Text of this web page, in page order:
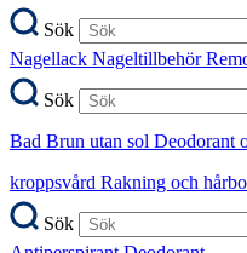
Sök
Nagellack Nageltillbehör
Sök
Bad Brun utan sol Deodorant
kroppsvård Rakning och
Sök